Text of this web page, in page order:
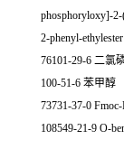
phosphoryloxy]-
2-phenyl-ethylester
76101-29-6 二氯
100-51-6 苯甲醇
73731-37-0
108549-21-9 O-